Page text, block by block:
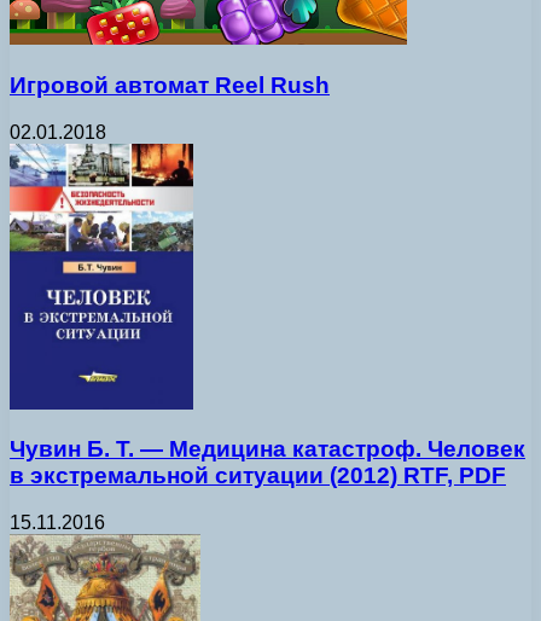
Игровой автомат Reel Rush
02.01.2018
Чувин Б. Т. — Медицина катастроф. Человек
в экстремальной ситуации (2012) RTF, PDF
15.11.2016